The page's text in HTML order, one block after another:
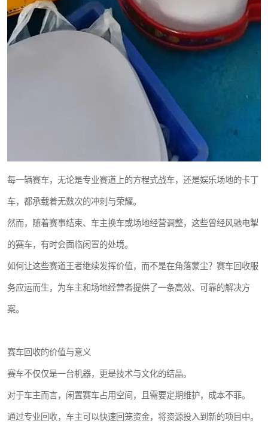
每一辆赛车，无论是专业赛道上的方程式战车，还是娱乐场地的卡丁
车，都承载着无数次的冲刺与荣耀。
然而，随着赛事结束、车主换车或场地经营调整，这些曾经风驰电掣
的赛车，有时会面临闲置的处境。
如何让这些赛道王者继续发挥价值，而不是在角落蒙尘？赛车回收服
务应运而生，为车主和场地经营者提供了一条高效、可靠的解决方
案。
赛车回收的价值与意义
赛车不仅仅是一台机器，更是技术与文化的结晶。
对于车主而言，闲置赛车占用空间，且需要定期维护，成本不菲。
通过专业回收，车主可以快速回笼资金，将资源投入到新的项目中。